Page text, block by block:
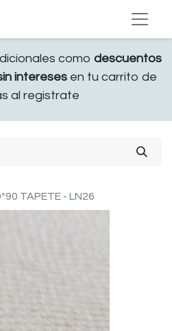
como descuentos
interesesen tu carrito de
al registrate
TAPETE - LN26